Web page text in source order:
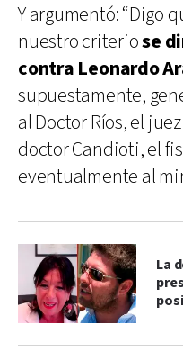
Y argumentó: “Digo
nuestro criteriose
contra Leonardo
supuestamente,
al Doctor Ríos, el
doctor Candioti, el
eventualmente al
La